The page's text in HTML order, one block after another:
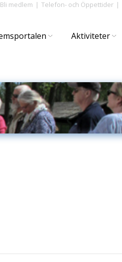
Bli medlem Telefon- och Öppettider
Aktiviteter